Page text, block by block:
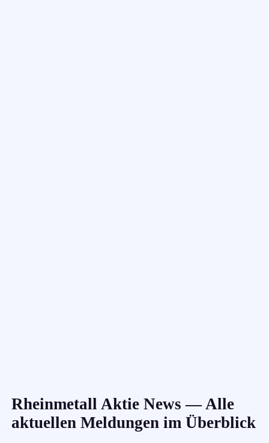
Rheinmetall Aktie News — Alle
aktuellen Meldungen im Überblick